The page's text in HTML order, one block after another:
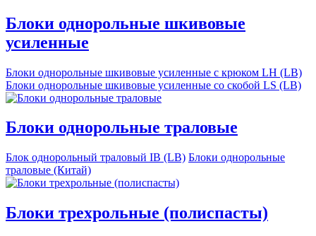
Блоки однорольные шкивовые
усиленные
Блоки однорольные шкивовые усиленные с крюком LH (LB)
Блоки однорольные шкивовые усиленные со скобой LS (LB)
Блоки однорольные траловые
Блок однорольный траловый IB (LB) Блоки однорольные
траловые (Китай)
Блоки трехрольные (полиспасты)